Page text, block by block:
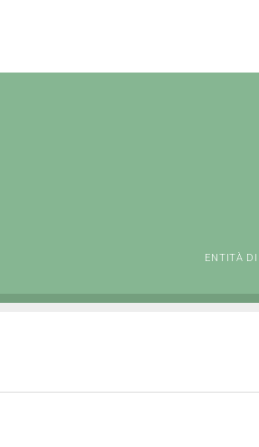
ENTITÀ